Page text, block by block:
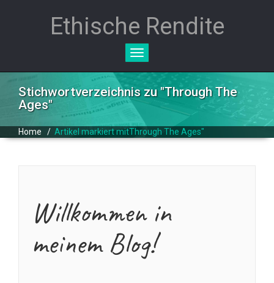
Ethische Rendite
Toggle
Stichwortverzeichnis zu "Through The
Ages"
Home / Artikel markiert mitThrough The Ages"
Willkommen in
meinem Blog!